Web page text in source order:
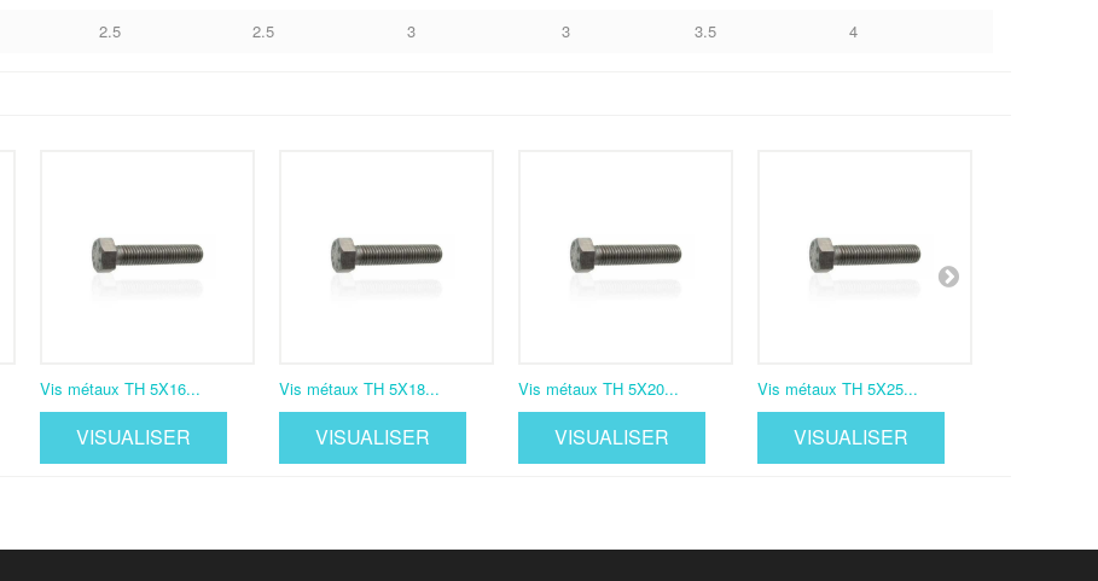
2.5 2.5 3 3 3.5 4
Vis métaux TH 5X16...
VISUALISER
Vis métaux TH 5X18...
VISUALISER
Vis métaux TH 5X20...
VISUALISER
Vis métaux TH 5X25...
VISUALISER